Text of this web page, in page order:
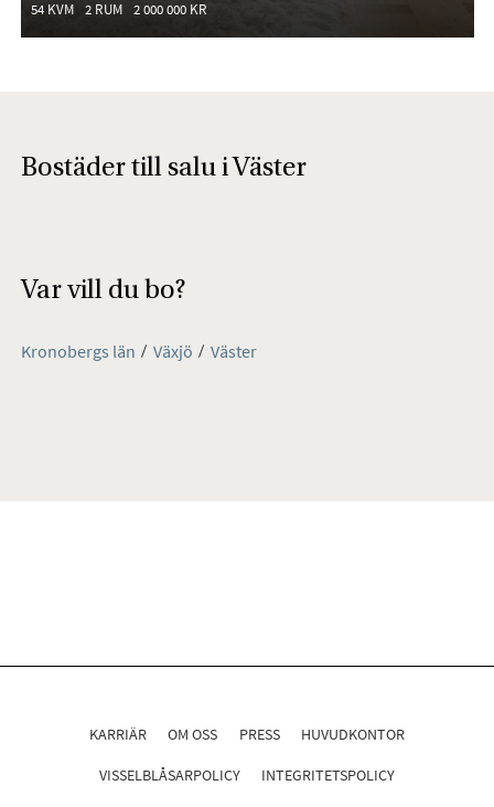
54 KVM 2 RUM 2 000 000 KR
Bostäder till salu i Väster
Var vill du bo?
Kronobergs län Växjö Väster
KARRIÄR OM OSS PRESS HUVUDKONTOR
VISSELBLÅSARPOLICY INTEGRITETSPOLICY